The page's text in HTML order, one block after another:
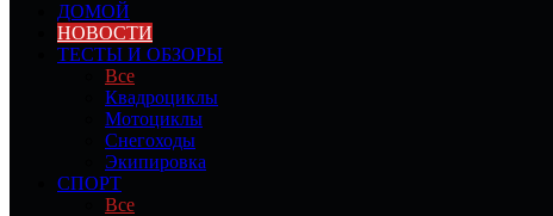
ДОМОЙ
НОВОСТИ
ТЕСТЫ И ОБЗОРЫ
Все
Квадроциклы
Мотоциклы
Снегоходы
Экипировка
СПОРТ
Все